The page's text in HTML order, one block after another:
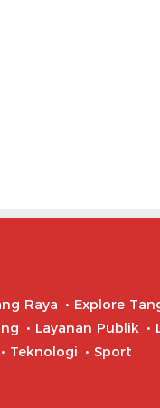
Raya
Explore
Layanan Publik
Teknologi Sport